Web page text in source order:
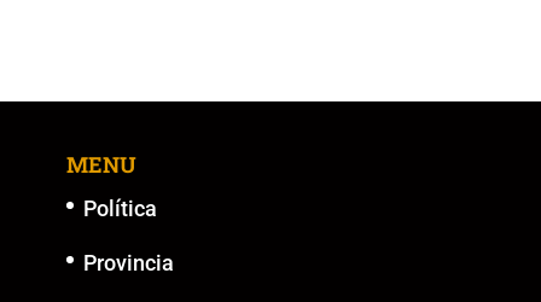
MENU
Política
Provincia